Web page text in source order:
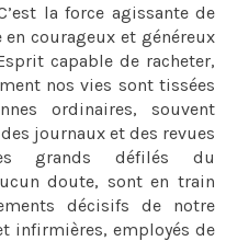
la force agissante de
en courageux et généreux
capable de racheter,
nos vies sont tissées
ordinaires, souvent
journaux et des revues
grands défilés du
doute, sont en train
décisifs de notre
infirmières, employés de